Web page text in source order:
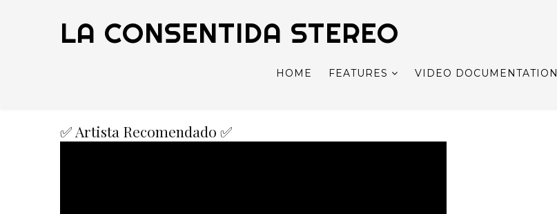
LA CONSENTIDA STEREO
HOME FEATURES VIDEO DOCUMENTATION
✅ Artista Recomendado ✅